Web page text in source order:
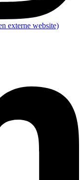
externe website)